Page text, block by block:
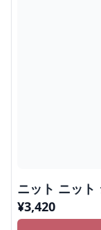
ニット ニット
¥3,420